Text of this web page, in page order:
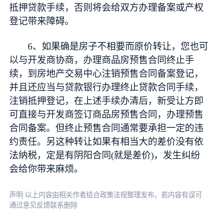
抵押贷款手续，否则将会给双方办理备案或产权
登记带来障碍。
6、如果确是房子不相要而原价转让，您也可
以与开发商协商，办理商品房预售合同终止手
续，到房地产交易中心注销预售合同备案登记，
并且还应当与贷款银行办理终止贷款合同手续，
注销抵押登记，在上述手续办清后，新受让方即
可直接与开发商签订商品房预售合同，办理预售
合同备案。但终止预售合同通常要承担一定的违
约责任。另这种转让如果有相当大的差价没有依
法纳税，定是有阴阳合同(就是差价)，发生纠纷
会给你带来麻烦。
声明:以上内容由相关作者结合政策法规整理发布，若内容有误可
通过意见反馈联系删除